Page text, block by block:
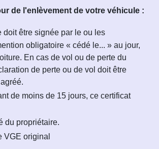
de l'enlèvement de votre véhicule :
doit être signée par le ou les
obligatoire « cédé le... » au jour,
En cas de vol ou de perte du
de perte ou de vol doit être
de moins de 15 jours, ce certificat
du propriétaire.
VGE original